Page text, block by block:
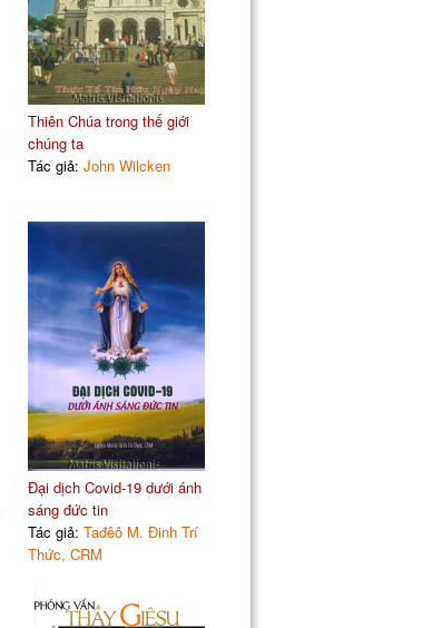
Thiên Chúa trong thế giới
chúng ta
Tác giả: John Wilcken
Đại dịch Covid-19 dưới ánh
sáng đức tin
Tác giả: Tađêô M. Đinh Trí
Thức, CRM